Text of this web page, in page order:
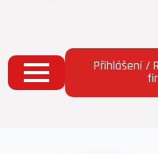
Přihlášení /